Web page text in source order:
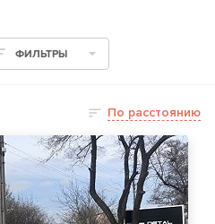
ФИЛЬТРЫ
По расстоянию